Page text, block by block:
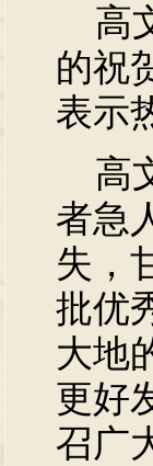
高
的祝
表示
高
者急
失，
批优
大地
更好
召广